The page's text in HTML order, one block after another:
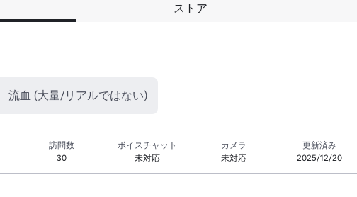
ストア
流血 (大量/リアルではない)
訪問数
30
ボイスチャット
未対応
カメラ
未対応
更新済み
2025/12/20